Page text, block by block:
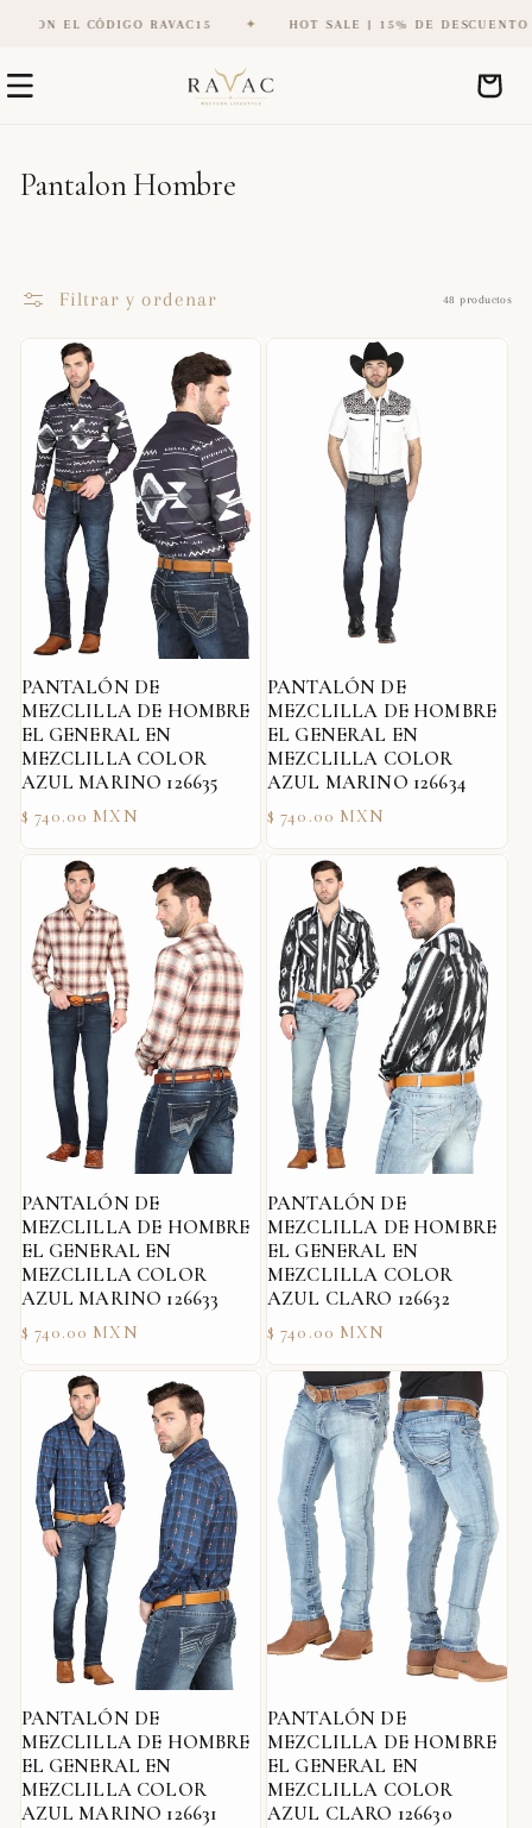
directamente
al contenido
CÓDIGO RAVAC15 ✦ HOT SALE | 15% DE DESCUENTO CON
Carrito
C
e
n
Pantalon Hombre
Filtrar y ordenar 48 productos
PANTALÓN DE
MEZCLILLA DE HOMBRE
EL GENERAL EN
MEZCLILLA COLOR
AZUL MARINO 126635
Precio
habitual
$ 740.00 MXN
PANTALÓN DE
MEZCLILLA DE HOMBRE
EL GENERAL EN
MEZCLILLA COLOR
AZUL MARINO 126634
Precio
habitual
$ 740.00 MXN
PANTALÓN DE
MEZCLILLA DE HOMBRE
EL GENERAL EN
MEZCLILLA COLOR
AZUL MARINO 126633
Precio
habitual
$ 740.00 MXN
PANTALÓN DE
MEZCLILLA DE HOMBRE
EL GENERAL EN
MEZCLILLA COLOR
AZUL CLARO 126632
Precio
habitual
$ 740.00 MXN
PANTALÓN DE
MEZCLILLA DE HOMBRE
EL GENERAL EN
MEZCLILLA COLOR
AZUL MARINO 126631
PANTALÓN DE
MEZCLILLA DE HOMBRE
EL GENERAL EN
MEZCLILLA COLOR
AZUL CLARO 126630